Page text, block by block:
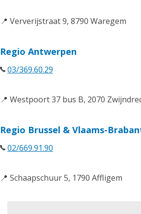
📍 Ververijstraat 9, 8790 Waregem
Regio Antwerpen
03/369.60.29
📍 Westpoort 37 bus B, 2070
Regio Brussel & Vlaams-
02/669.91.90
📍 Schaapschuur 5, 1790 Affligem